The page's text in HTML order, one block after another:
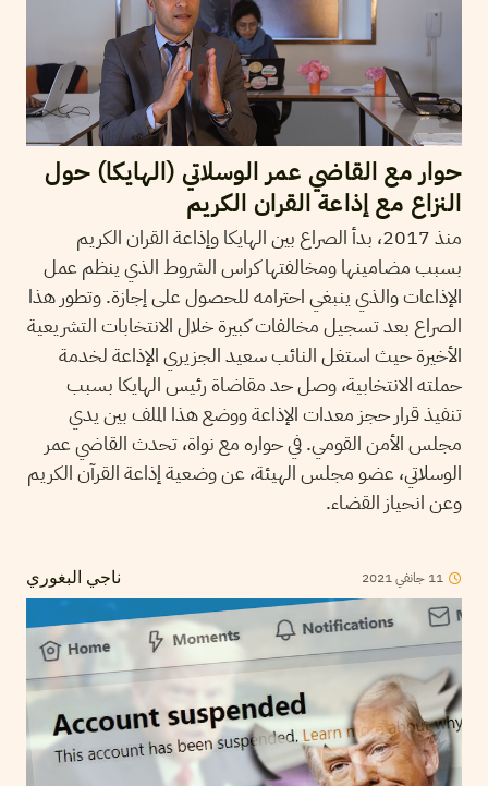
حوار مع القاضي عمر الوسلاتي (الهايكا) حول
النزاع مع إذاعة القران الكريم
منذ 2017، بدأ الصراع بين الهايكا وإذاعة القران الكريم
بسبب مضامينها ومخالفتها كراس الشروط الذي ينظم عمل
الإذاعات والذي ينبغي احترامه للحصول على إجازة. وتطور هذا
الصراع بعد تسجيل مخالفات كبيرة خلال الانتخابات التشريعية
الأخيرة حيث استغل النائب سعيد الجزيري الإذاعة لخدمة
حملته الانتخابية، وصل حد مقاضاة رئيس الهايكا بسبب
تنفيذ قرار حجز معدات الإذاعة ووضع هذا الملف بين يدي
مجلس الأمن القومي. في حواره مع نواة، تحدث القاضي عمر
الوسلاتي، عضو مجلس الهيئة، عن وضعية إذاعة القرآن الكريم
وعن انحياز القضاء.
ناجي البغوري 11 جانفي2021